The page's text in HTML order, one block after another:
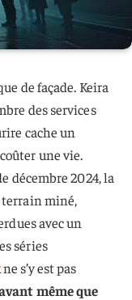
de façade. Keira
des services
cache un
une vie.
décembre 2024, la
terrain miné,
avec un
séries
ne s’y est pas
même que